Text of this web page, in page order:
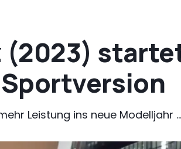
(2023)
Leistung ins neue Modelljahr ...